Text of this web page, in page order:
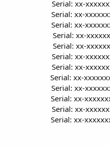
Serial: xx-
Serial: xx-
Serial: xx-
Serial: xx-
Serial: xx-
Serial: xx-
Serial: xx-
Serial: xx-
Serial: xx-
Serial: xx-
Serial: xx-
Serial: xx-